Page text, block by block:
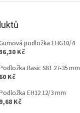
Gumová podložka EHG10/4
Kč
Basic SB1 27-35 mm
60 Kč
EH12 12/3 mm
9,68 Kč